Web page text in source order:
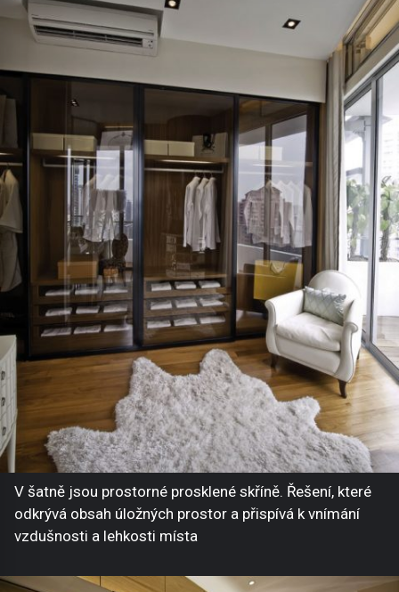
V šatně jsou prostorné prosklené skříně. Řešení, které
odkrývá obsah úložných prostor a přispívá k vnímání
vzdušnosti a lehkosti místa